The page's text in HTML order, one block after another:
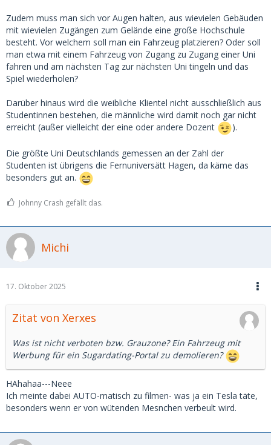
Zudem muss man sich vor Augen halten, aus wievielen Gebäuden
mit wievielen Zugängen zum Gelände eine große Hochschule
besteht. Vor welchem soll man ein Fahrzeug platzieren? Oder soll
man etwa mit einem Fahrzeug von Zugang zu Zugang einer Uni
fahren und am nächsten Tag zur nächsten Uni tingeln und das
Spiel wiederholen?
Darüber hinaus wird die weibliche Klientel nicht ausschließlich aus
Studentinnen bestehen, die männliche wird damit noch gar nicht
erreicht (außer vielleicht der eine oder andere Dozent
).
Die größte Uni Deutschlands gemessen an der Zahl der
Studenten ist übrigens die Fernuniversätt Hagen, da käme das
besonders gut an.
Johnny Crash gefällt das.
Michi
17. Oktober 2025
Zitat von Xerxes
Was ist nicht verboten bzw. Grauzone? Ein Fahrzeug mit
Werbung für ein Sugardating-Portal zu demolieren?
HAhahaa---Neee
Ich meinte dabei AUTO-matisch zu filmen- was ja ein Tesla täte,
besonders wenn er von wütenden Mesnchen verbeult wird.